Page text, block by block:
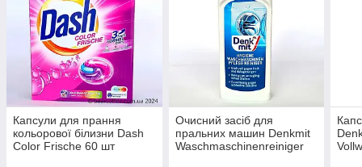
Капсули для прання
кольорової білизни Dash
Color Frische 60 шт
Очисний засіб для
пральних машин Denkmit
Waschmaschinenreiniger